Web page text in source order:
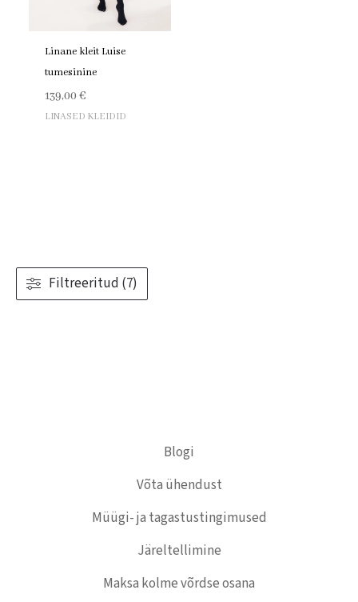
Filtreeritud (7)
Linane kleit Luise
tumesinine
139,00€
LINASED KLEIDID
Blogi
Võta ühendust
Müügi- ja tagastustingimused
Järeltellimine
Maksa kolme võrdse osana